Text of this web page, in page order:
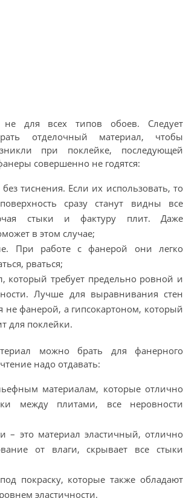
не для всех типов обоев. Следует
отделочный материал, чтобы
при поклейке, последующей
совершенно не годятся:
тиснения. Если их использовать, то
сразу станут видны все
стыки и фактуру плит. Даже
в этом случае;
При работе с фанерой они легко
рваться;
который требует предельно ровной и
Лучше для выравнивания стен
не фанерой, а гипсокартоном, который
для поклейки.
можно брать для фанерного
надо отдавать:
материалам, которые отлично
между плитами, все неровности
– это материал эластичный, отлично
от влаги, скрывает все стыки
покраску, которые также обладают
эластичности.